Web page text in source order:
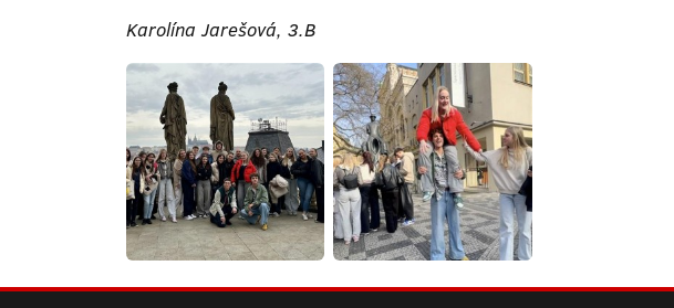
Karolína Jarešová, 3.B